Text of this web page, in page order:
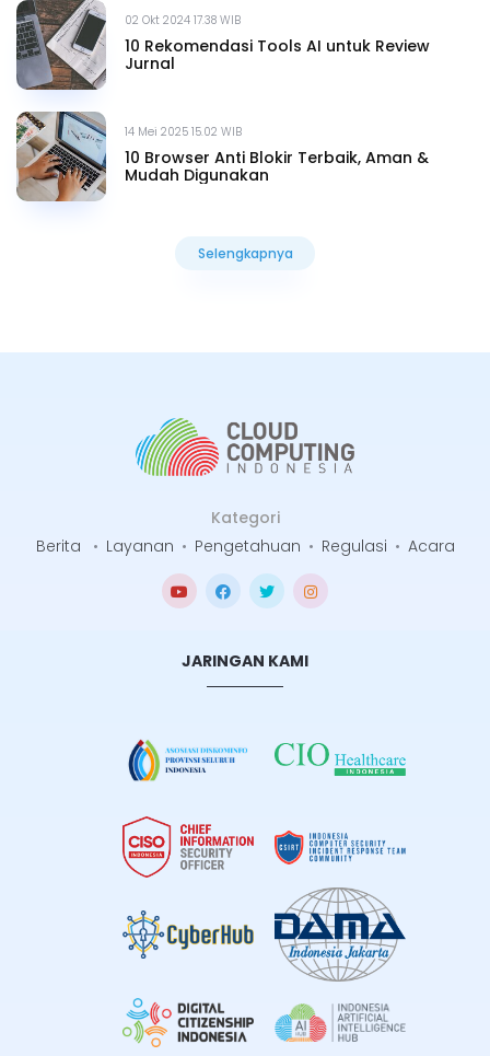
02 Okt 2024 17.38 WIB
10 Rekomendasi Tools AI untuk Review
Jurnal
14 Mei 2025 15.02 WIB
10 Browser Anti Blokir Terbaik, Aman &
Mudah Digunakan
Selengkapnya
Kategori
Berita
• Layanan • Pengetahuan • Regulasi • Acara
JARINGAN KAMI